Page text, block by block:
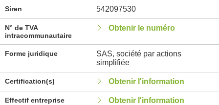
Siren 542097530
N° de TVA
intracommunautaire
Obtenir le numéro
Forme juridique
SAS, société par actions
simplifiée
Certification(s) Obtenir l'information
Effectif entreprise Obtenir l'information